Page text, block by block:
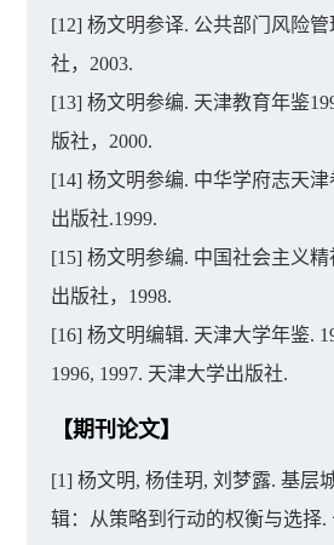
[12] 杨文明参译. 公共部门风险
社，2003.
[13] 杨文明参编. 天津教育年鉴
版社，2000.
[14] 杨文明参编. 中华学府志天
出版社.1999.
[15] 杨文明参编. 中国社会主义
出版社，1998.
[16] 杨文明编辑. 天津大学年鉴.
1996, 1997. 天津大学出版社.
【期刊论文】
[1] 杨文明, 杨佳玥, 刘梦露. 基层
辑：从策略到行动的权衡与选择.